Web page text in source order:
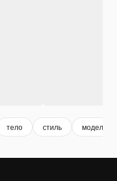
тело стиль модель